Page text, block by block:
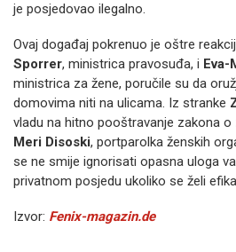
je posjedovao ilegalno.
Ovaj događaj pokrenuo je oštre
Sporrer, ministrica pravosuđa, i Eva-
ministrica za žene, poručile su da
domovima niti na ulicama. Iz stranke
vladu na hitno pooštravanje zakona o
Meri Disoski, portparolka ženskih
se ne smije ignorisati opasna uloga
privatnom posjedu ukoliko se želi
Izvor: Fenix-magazin.de